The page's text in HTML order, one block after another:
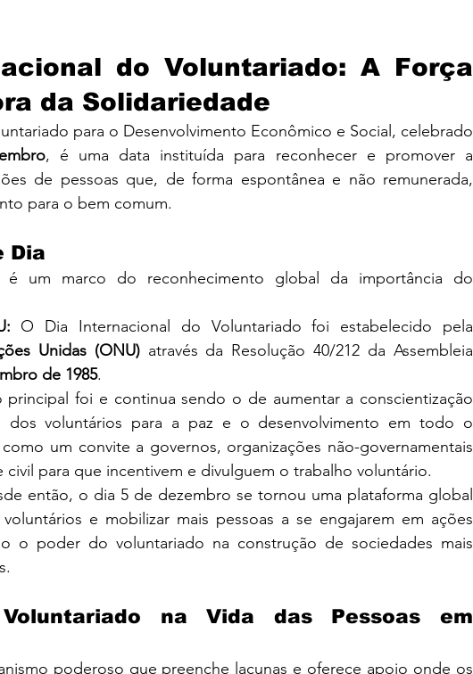
do Voluntariado: A Força
da Solidariedade
para o Desenvolvimento Econômico e Social, celebrado
, é uma data instituída para reconhecer e promover a
de pessoas que, de forma espontânea e não remunerada,
para o bem comum.
Dia
um marco do reconhecimento global da importância do
Unidas (ONU) através da Resolução 40/212 da Assembleia
de 1985.
principal foi e continua sendo o de aumentar a conscientização
dos voluntários para a paz e o desenvolvimento em todo o
um convite a governos, organizações não-governamentais
civil para que incentivem e divulguem o trabalho voluntário.
então, o dia 5 de dezembro se tornou uma plataforma global
e mobilizar mais pessoas a se engajarem em ações
o poder do voluntariado na construção de sociedades mais
na Vida das Pessoas em
poderoso que preenche lacunas e oferece apoio onde os